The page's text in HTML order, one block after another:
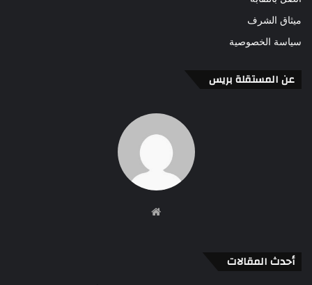
ميثاق الشرف
سياسة الخصوصية
عن المستقلة بريس
أحدث المقالات